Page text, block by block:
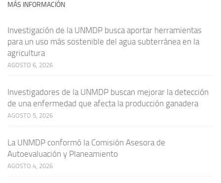
MÁS INFORMACIÓN
Investigación de la UNMDP busca aportar herramientas
para un uso más sostenible del agua subterránea en la
agricultura
AGOSTO 6, 2026
Investigadores de la UNMDP buscan mejorar la detección
de una enfermedad que afecta la producción ganadera
AGOSTO 5, 2026
La UNMDP conformó la Comisión Asesora de
Autoevaluación y Planeamiento
AGOSTO 4, 2026